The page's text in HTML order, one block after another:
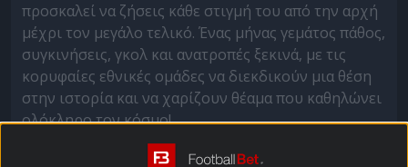
προσκαλεί να ζήσεις κάθε στιγμή του από την αρχή
μέχρι τον μεγάλο τελικό. Ένας μήνας γεμάτος πάθος,
συγκινήσεις, γκολ και ανατροπές ξεκινά, με τις
κορυφαίες εθνικές ομάδες να διεκδικούν μια θέση
στην ιστορία και να χαρίζουν θέαμα που καθηλώνει
ολόκληρο τον κόσμο!
Το Παγκόσμιο στη Stoiximan χωρίς κατάθεση* με